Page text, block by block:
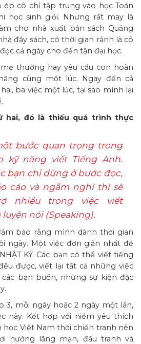
ép cô chỉ tập trung vào học Toán
học sinh giỏi. Nhưng rất may là
cho nhà xuất bản sách Quảng
đầy sách, có thời gian rảnh là cô
cả ngày cho đến tận đại học.
thường hay yêu cầu con hoàn
cùng một lúc. Ngay đến cả
ba việc một lúc, tại sao mình lại
hai, đó là thiếu quá trình thực
bước quan trọng trong
kỹ năng viết Tiếng Anh.
bạn chỉ dừng ở bước đọc,
cáo và ngẫm nghĩ thì sẽ
nhiều trong việc viết
nói (Speaking).
bảo rằng mình dành thời gian
ngày. Một việc đơn giản nhất để
KÝ. Các bạn có thể viết tiếng
được, viết lại tất cả những việc
bạn buồn, những sự kiện đặc
3, mỗi ngày hoặc 2 ngày một lần,
này. Kết hợp với niềm yêu thích
học Việt Nam thời chiến tranh nên
hướng lãng mạn, đấu tranh và